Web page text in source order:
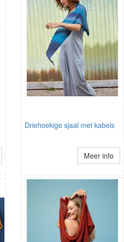
Driehoekige sjaal met kabels
Meer info